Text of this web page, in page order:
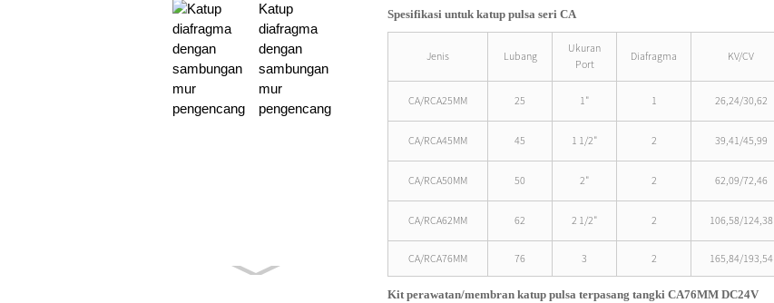
Katup
diafragma
dengan
sambungan
mur
pengencang
Spesifikasi untuk katup pulsa seri CA
Jenis Lubang
Ukuran
Port
Diafragma KV/CV
CA/RCA25MM 25 1" 1 26,24/30,62
CA/RCA45MM 45 1 1/2" 2 39,41/45,99
CA/RCA50MM 50 2" 2 62,09/72,46
CA/RCA62MM 62 2 1/2" 2 106,58/124,38
CA/RCA76MM 76 3 2 165,84/193,54
Kit perawatan/membran katup pulsa terpasang tangki CA76MM DC24V